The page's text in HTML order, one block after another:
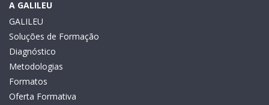
A GALILEU
GALILEU
Soluções de Formação
Diagnóstico
Metodologias
Formatos
Oferta Formativa